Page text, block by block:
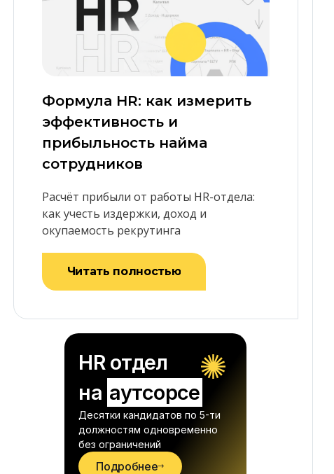
Формула HR: как измерить
эффективность и
прибыльность найма
сотрудников
Расчёт прибыли от работы HR-отдела:
как учесть издержки, доход и
окупаемость рекрутинга
Читать полностью
HR отдел
на аутсорсе
Десятки кандидатов по 5-ти
должностям одновременно
без ограничений
Подробнее